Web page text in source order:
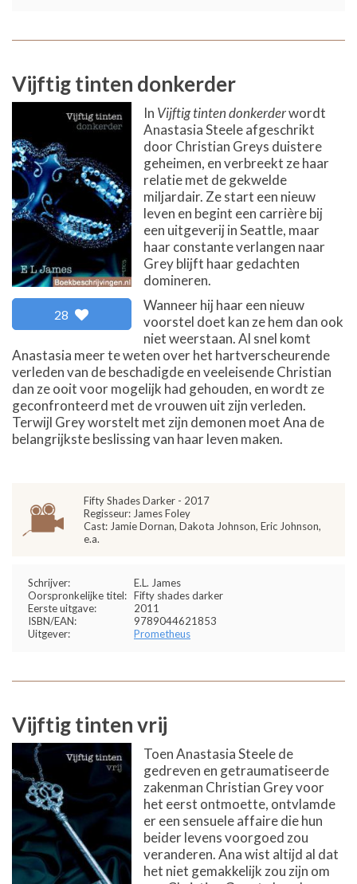
Vijftig tinten donkerder
28
In Vijftig tinten donkerderwordt
Anastasia Steele afgeschrikt
door Christian Greys duistere
geheimen, en verbreekt ze haar
relatie met de gekwelde
miljardair. Ze start een nieuw
leven en begint een carrière bij
een uitgeverij in Seattle, maar
haar constante verlangen naar
Grey blijft haar gedachten
domineren.
Wanneer hij haar een nieuw
voorstel doet kan ze hem dan ook
niet weerstaan. Al snel komt
Anastasia meer te weten over het hartverscheurende
verleden van de beschadigde en veeleisende Christian
dan ze ooit voor mogelijk had gehouden, en wordt ze
geconfronteerd met de vrouwen uit zijn verleden.
Terwijl Grey worstelt met zijn demonen moet Ana de
belangrijkste beslissing van haar leven maken.
Fifty Shades Darker - 2017
Regisseur: James Foley
Cast: Jamie Dornan, Dakota Johnson, Eric Johnson,
e.a.
Schrijver:
E.L. James
Oorspronkelijke titel: Fifty shades darker
Eerste uitgave:
2011
ISBN/EAN:
9789044621853
Uitgever:
Prometheus
Vijftig tinten vrij
Toen Anastasia Steele de
gedreven en getraumatiseerde
zakenman Christian Grey voor
het eerst ontmoette, ontvlamde
er een sensuele affaire die hun
beider levens voorgoed zou
veranderen. Ana wist altijd al dat
het niet gemakkelijk zou zijn om